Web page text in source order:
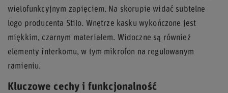
wielofunkcyjnym zapięciem. Na skorupie widać subtelne
logo producenta Stilo. Wnętrze kasku wykończone jest
miękkim, czarnym materiałem. Widoczne są również
elementy interkomu, w tym mikrofon na regulowanym
ramieniu.
Kluczowe cechy i funkcjonalność